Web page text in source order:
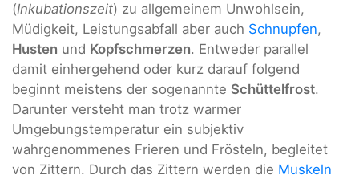
(Inkubationszeit) zu allgemeinem Unwohlsein,
Müdigkeit, Leistungsabfall aber auch Schnupfen,
Husten und Kopfschmerzen. Entweder parallel
damit einhergehend oder kurz darauf folgend
beginnt meistens der sogenannte Schüttelfrost.
Darunter versteht man trotz warmer
Umgebungstemperatur ein subjektiv
wahrgenommenes Frieren und Frösteln, begleitet
von Zittern. Durch das Zittern werden die Muskeln